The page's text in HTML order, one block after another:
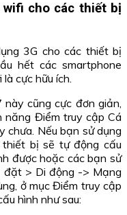
wifi cho các thiết bị
3G cho các thiết bị
hết các smartphone
cực hữu ích.
cũng cực đơn giản,
năng Điểm truy cập Cá
chưa. Nếu bạn sử dụng
thiết bị sẽ tự động cấu
được hoặc các bạn sử
đặt > Di động -> Mạng
ở mục Điểm truy cập
hình như sau: